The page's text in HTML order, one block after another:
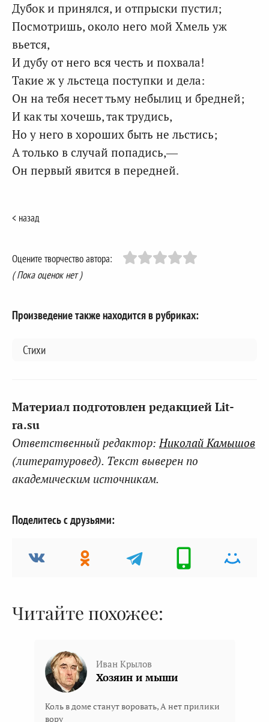
Дубок и принялся, и отпрыски пустил;
Посмотришь, около него мой Хмель уж
вьется,
И дубу от него вся честь и похвала!
Такие ж у льстеца поступки и дела:
Он на тебя несет тьму небылиц и бредней;
И как ты хочешь, так трудись,
Но у него в хороших быть не льстись;
А только в случай попадись,—
Он первый явится в передней.
< назад
Оцените творчество автора:
( Пока оценок нет )
Произведение также находится в рубриках:
Стихи
Материал подготовлен редакцией Lit-
ra.su
Ответственный редактор:Николай Камышов
(литературовед). Текст выверен по
академическим источникам.
Поделитесь с друзьями:
Читайте похожее:
Иван Крылов
Хозяин и мыши
Коль в доме станут воровать, А нет прилики
вору